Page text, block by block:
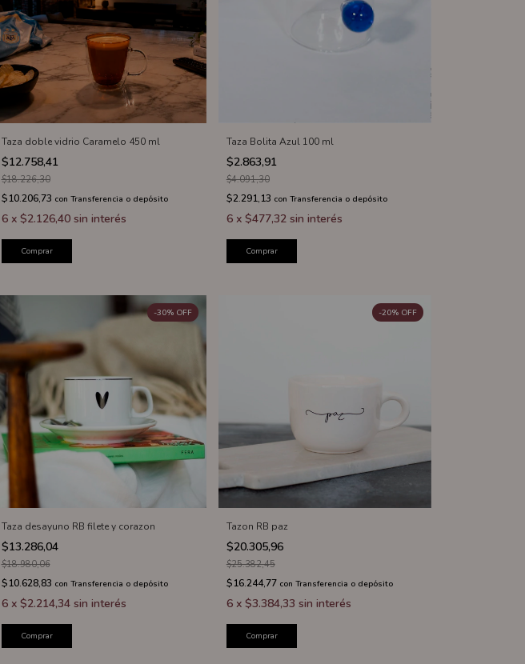
Taza doble vidrio Caramelo 450 ml
$12.758,41
$18.226,30
$10.206,73 con Transferencia o depósito
6 x $2.126,40 sin interés
Comprar
Taza Bolita Azul 100 ml
$2.863,91
$4.091,30
$2.291,13 con Transferencia o depósito
6 x $477,32 sin interés
Comprar
Taza desayuno RB filete y corazon
$13.286,04
-30% OFF
$18.980,06
$10.628,83 con Transferencia o depósito
6 x $2.214,34 sin interés
Comprar
Tazon RB paz
$20.305,96
-20% OFF
$25.382,45
$16.244,77 con Transferencia o depósito
6 x $3.384,33 sin interés
Comprar